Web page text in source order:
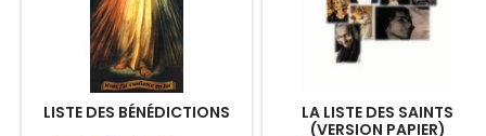
LISTE DES BÉNÉDICTIONS
LA LISTE DES SAINTS
(VERSION PAPIER)